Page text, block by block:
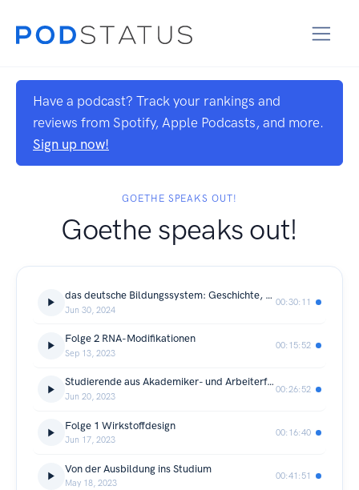
Have a podcast? Track your rankings and
reviews from Spotify, Apple Podcasts, and more.
Sign up now!
GOETHE SPEAKS OUT!
Goethe speaks out!
das deutsche Bildungssystem: Geschichte, Kritik, PISA und co.
Jun 30, 2024
00:30:11
Folge 2 RNA-Modifikationen
Sep 13, 2023
00:15:52
Studierende aus Akademiker- und Arbeiterfamilien
Jun 20, 2023
00:26:52
Folge 1 Wirkstoffdesign
Jun 17, 2023
00:16:40
Von der Ausbildung ins Studium
May 18, 2023
00:41:51